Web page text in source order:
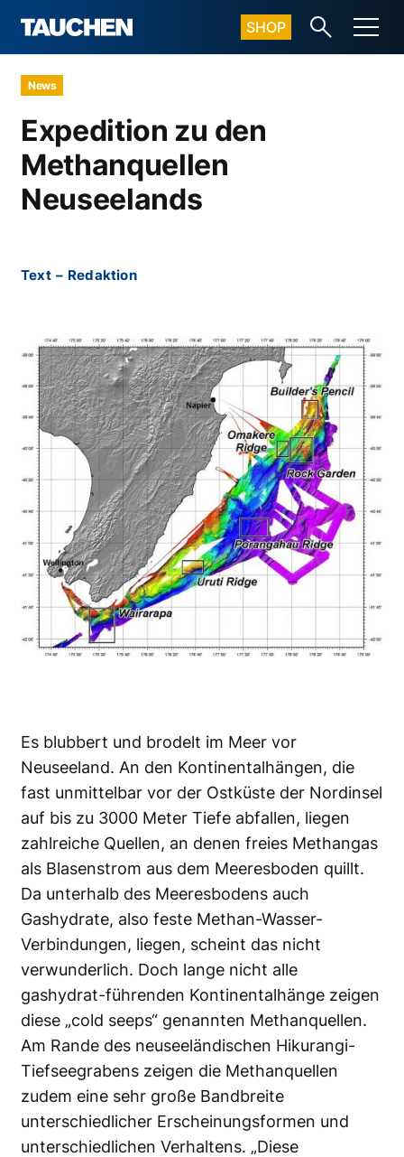
SHOP
News
Expedition zu den
Methanquellen
Neuseelands
Text – Redaktion
Es blubbert und brodelt im Meer vor
Neuseeland. An den Kontinentalhängen, die
fast unmittelbar vor der Ostküste der Nordinsel
auf bis zu 3000 Meter Tiefe abfallen, liegen
zahlreiche Quellen, an denen freies Methangas
als Blasenstrom aus dem Meeresboden quillt.
Da unterhalb des Meeresbodens auch
Gashydrate, also feste Methan-Wasser-
Verbindungen, liegen, scheint das nicht
verwunderlich. Doch lange nicht alle
gashydrat-führenden Kontinentalhänge zeigen
diese „cold seeps“ genannten Methanquellen.
Am Rande des neuseeländischen Hikurangi-
Tiefseegrabens zeigen die Methanquellen
zudem eine sehr große Bandbreite
unterschiedlicher Erscheinungsformen und
unterschiedlichen Verhaltens. „Diese